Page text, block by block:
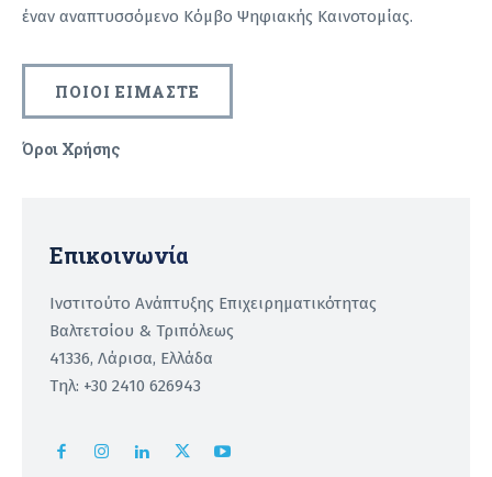
έναν αναπτυσσόμενο Κόμβο Ψηφιακής Καινοτομίας.
ΠΟΙΟΙ ΕΙΜΑΣΤΕ
Όροι Χρήσης
Επικοινωνία
Ινστιτούτο Ανάπτυξης Επιχειρηματικότητας
Βαλτετσίου & Τριπόλεως
41336, Λάρισα, Ελλάδα
Τηλ: +30 2410 626943